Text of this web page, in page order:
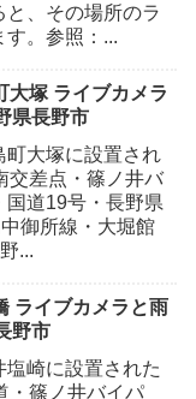
、その場所のラ
す。参照：...
大塚 ライブカメラ
県長野市
町大塚に設置され
交差点・篠ノ井バ
国道19号・長野県
御所線・大堀館
...
ライブカメラと雨
野市
崎に設置された
・篠ノ井バイパ